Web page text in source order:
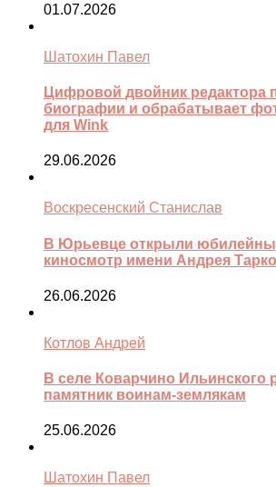
01.07.2026
Шатохин Павел
Цифровой двойник редактора
биографии и обрабатывает
для Wink
29.06.2026
Воскресенский Станислав
В Юрьевце открыли
киносмотр имени Андрея
26.06.2026
Котлов Андрей
В селе Коварчино Ильинского
памятник воинам-землякам
25.06.2026
Шатохин Павел